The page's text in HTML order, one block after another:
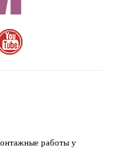
работы у